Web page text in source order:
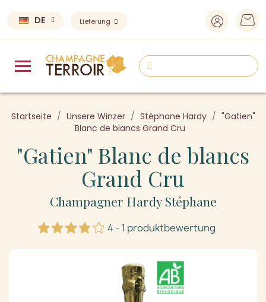
DE Lieferung
Startseite Unsere Winzer Stéphane Hardy
"Gatien"
Blanc de blancs Grand Cru
"Gatien" Blanc de blancs
Grand Cru
Champagner Hardy Stéphane
4 - 1 produktbewertung